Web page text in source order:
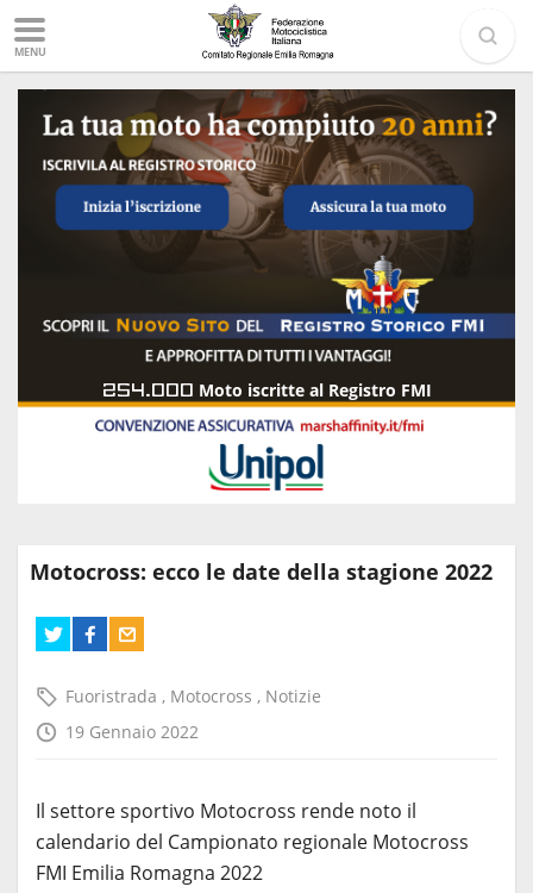
MENU
254.000 Moto iscritte al Registro FMI
Motocross: ecco le date della stagione 2022
Fuoristrada , Motocross , Notizie
19 Gennaio 2022
Il settore sportivo Motocross rende noto il
calendario del Campionato regionale Motocross
FMI Emilia Romagna 2022